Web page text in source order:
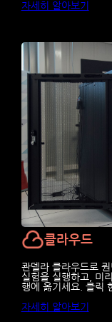
자세히 알아보기
클라우드
콴델라 클라우드로
실험을 실행하고, 미
행에 옮기세요. 클릭
자세히 알아보기